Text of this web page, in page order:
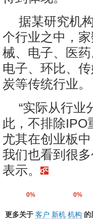
据某研究机
个行业之中，
械、电子、医
电子、环比、
炭等传统行业。
“实际从行业
此，不排除IPO
尤其在创业板
我们也看到很
表示。
0% 0%
更多关于 客户 新机 机构 的